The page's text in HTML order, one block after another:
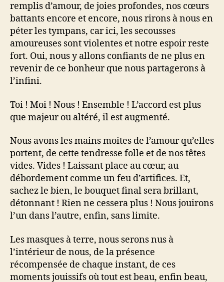
remplis d’amour, de joies profondes, nos cœurs
battants encore et encore, nous rirons à nous en
péter les tympans, car ici, les secousses
amoureuses sont violentes et notre espoir reste
fort. Oui, nous y allons confiants de ne plus en
revenir de ce bonheur que nous partagerons à
l’infini.
Toi ! Moi ! Nous ! Ensemble ! L’accord est plus
que majeur ou altéré, il est augmenté.
Nous avons les mains moites de l’amour qu’elles
portent, de cette tendresse folle et de nos têtes
vides. Vides ! Laissant place au cœur, au
débordement comme un feu d’artifices. Et,
sachez le bien, le bouquet final sera brillant,
détonnant ! Rien ne cessera plus ! Nous jouirons
l’un dans l’autre, enfin, sans limite.
Les masques à terre, nous serons nus à
l’intérieur de nous, de la présence
récompensée de chaque instant, de ces
moments jouissifs où tout est beau, enfin beau,